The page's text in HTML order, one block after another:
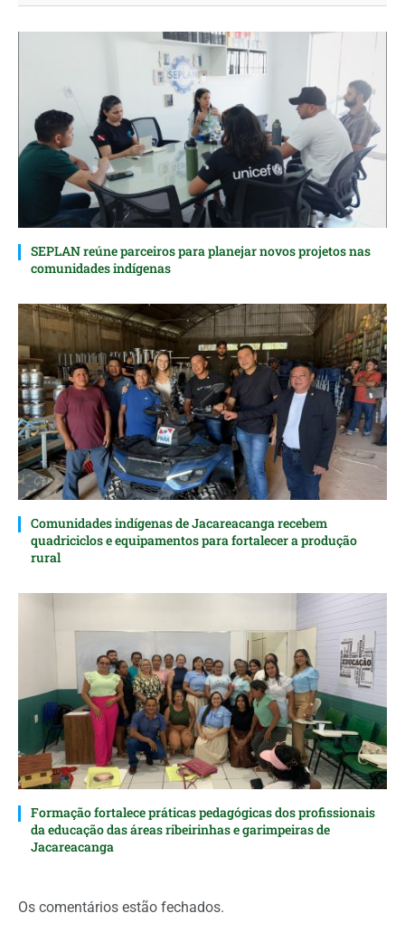
SEPLAN reúne parceiros para planejar novos projetos nas
comunidades indígenas
Comunidades indígenas de Jacareacanga recebem
quadriciclos e equipamentos para fortalecer a produção
rural
Formação fortalece práticas pedagógicas dos profissionais
da educação das áreas ribeirinhas e garimpeiras de
Jacareacanga
Os comentários estão fechados.